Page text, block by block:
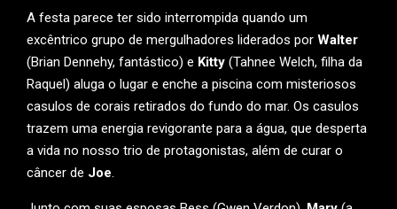
A festa parece ter sido interrompida quando um
excêntrico grupo de mergulhadores liderados por Walter
(Brian Dennehy, fantástico) e Kitty (Tahnee Welch, filha da
Raquel) aluga o lugar e enche a piscina com misteriosos
casulos de corais retirados do fundo do mar. Os casulos
trazem uma energia revigorante para a água, que desperta
a vida no nosso trio de protagonistas, além de curar o
câncer de Joe.